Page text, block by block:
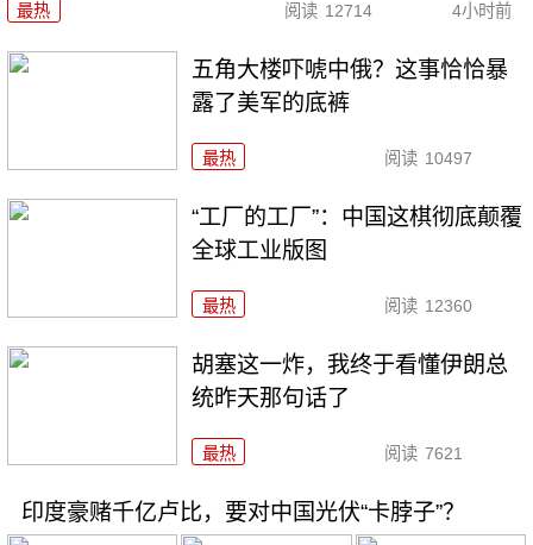
最热 阅读 12714 4小时前
五角大楼吓唬中俄？这事恰恰暴
露了美军的底裤
最热 阅读 10497
“工厂的工厂”：中国这棋彻底颠覆
全球工业版图
最热 阅读 12360
胡塞这一炸，我终于看懂伊朗总
统昨天那句话了
最热 阅读 7621
印度豪赌千亿卢比，要对中国光伏“卡脖子”？